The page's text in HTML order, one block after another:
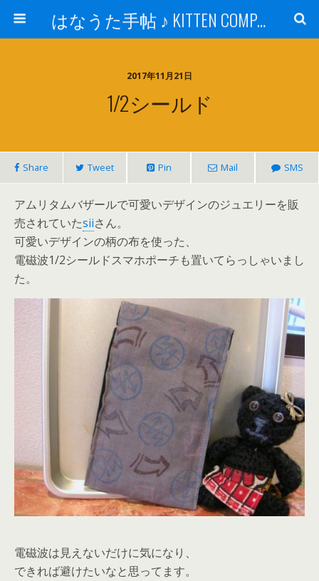
はなうた手帖 ♪ KITTEN COMPANY
2017年11月21日
1/2シールド
Share Tweet Pin Mail SMS
アムリタムバザールで可愛いデザインのジュエリーを販
売されていたsiiさん。
可愛いデザインの柄の布を使った、
電磁波1/2シールドスマホポーチも置いてらっしゃいまし
た。
電磁波は見えないだけに気になり、
できれば避けたいなと思ってます。